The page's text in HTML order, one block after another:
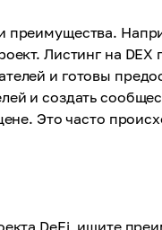
Листинг на
и готовы
и создать
Это часто
DeFi, ищите